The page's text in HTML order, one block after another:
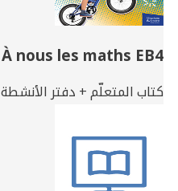
À nous les maths EB4
كتاب المتعلّم + دفتر الأنشطة